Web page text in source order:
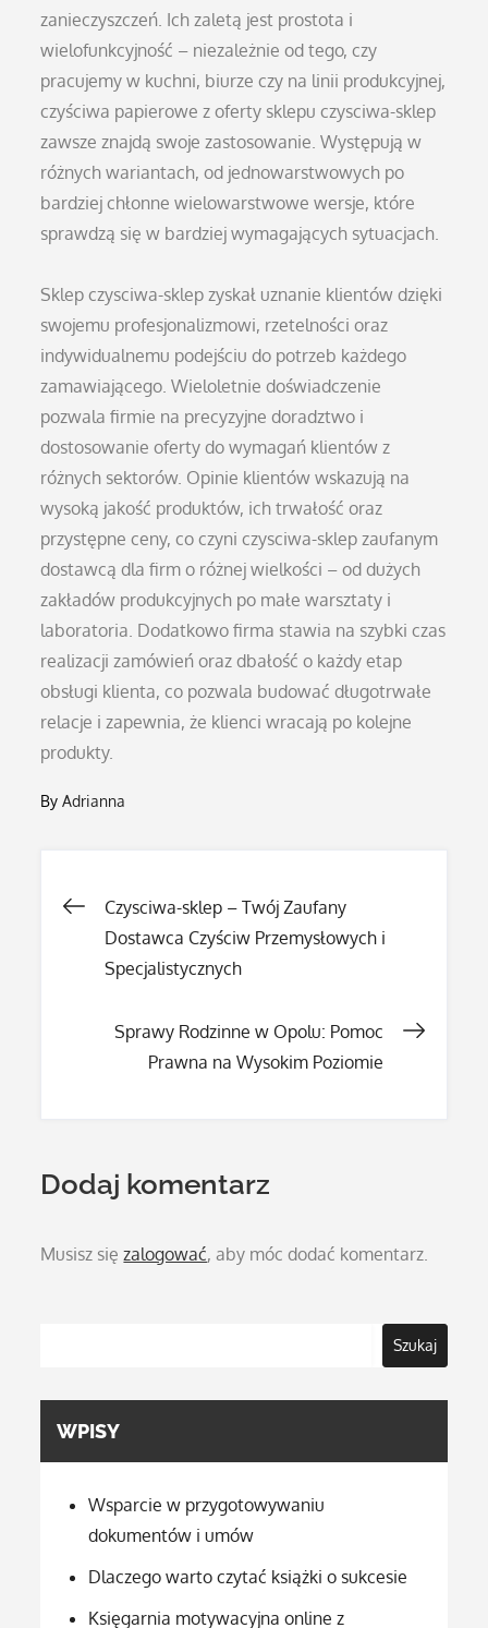
zanieczyszczeń. Ich zaletą jest prostota i
wielofunkcyjność – niezależnie od tego, czy
pracujemy w kuchni, biurze czy na linii produkcyjnej,
czyściwa papierowe z oferty sklepu czysciwa-sklep
zawsze znajdą swoje zastosowanie. Występują w
różnych wariantach, od jednowarstwowych po
bardziej chłonne wielowarstwowe wersje, które
sprawdzą się w bardziej wymagających sytuacjach.
Sklep czysciwa-sklep zyskał uznanie klientów dzięki
swojemu profesjonalizmowi, rzetelności oraz
indywidualnemu podejściu do potrzeb każdego
zamawiającego. Wieloletnie doświadczenie
pozwala firmie na precyzyjne doradztwo i
dostosowanie oferty do wymagań klientów z
różnych sektorów. Opinie klientów wskazują na
wysoką jakość produktów, ich trwałość oraz
przystępne ceny, co czyni czysciwa-sklep zaufanym
dostawcą dla firm o różnej wielkości – od dużych
zakładów produkcyjnych po małe warsztaty i
laboratoria. Dodatkowo firma stawia na szybki czas
realizacji zamówień oraz dbałość o każdy etap
obsługi klienta, co pozwala budować długotrwałe
relacje i zapewnia, że klienci wracają po kolejne
produkty.
ByAdrianna
Nawigacja
wpisu
Czysciwa-sklep – Twój Zaufany
Dostawca Czyściw Przemysłowych i
Specjalistycznych
Sprawy Rodzinne w Opolu: Pomoc
Prawna na Wysokim Poziomie
Dodaj komentarz
Musisz sięzalogować, aby móc dodać komentarz.
Szukaj
WPISY
Wsparcie w przygotowywaniu
dokumentów i umów
Dlaczego warto czytać książki o sukcesie
Księgarnia motywacyjna online z